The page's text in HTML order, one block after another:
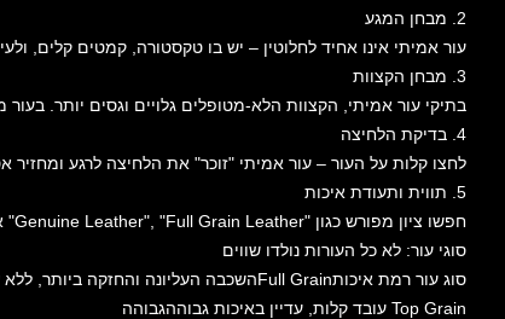
2. מבחן המגע
עור אמיתי אינו אחיד לחלוטין – יש בו טקסטורה, קמטים קלים,
3. מבחן הקצוות
בתיקי עור אמיתי, הקצוות הלא-מטופלים גלויים וגסים יותר.
4. בדיקת הלחיצה
לחצו קלות על העור – עור אמיתי "זוכר" את הלחיצה לרגע ומחזיר
5. תווית ותעודת איכות
חפשו ציון מפורש כגון "Genuine Leather", "Full Grain Leather" או "Top Grain Leather". המילים "Leather Look" או "Vegan Leather" מסמנות חיקוי.
סוגי עור: לא כל העורות נולדו שווים
סוג עור רמת איכותFull Grainהשכבה העליונה והחזקה ביותר, ללא שיוף הגבוהה ביותר
Top Grain עובד קלות, עדיין באיכות גבוההגבוהה